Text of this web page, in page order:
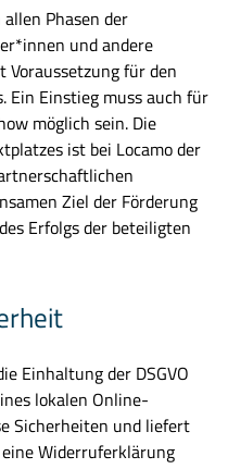
Phasen der
und andere
Voraussetzung für den
Ein Einstieg muss auch für
möglich sein. Die
ist bei Locamo der
Ziel der Förderung
Erfolgs der beteiligten
Einhaltung der DSGVO
lokalen Online-
Sicherheiten und liefert
Widerruferklärung
wie Namen oder E-
wird